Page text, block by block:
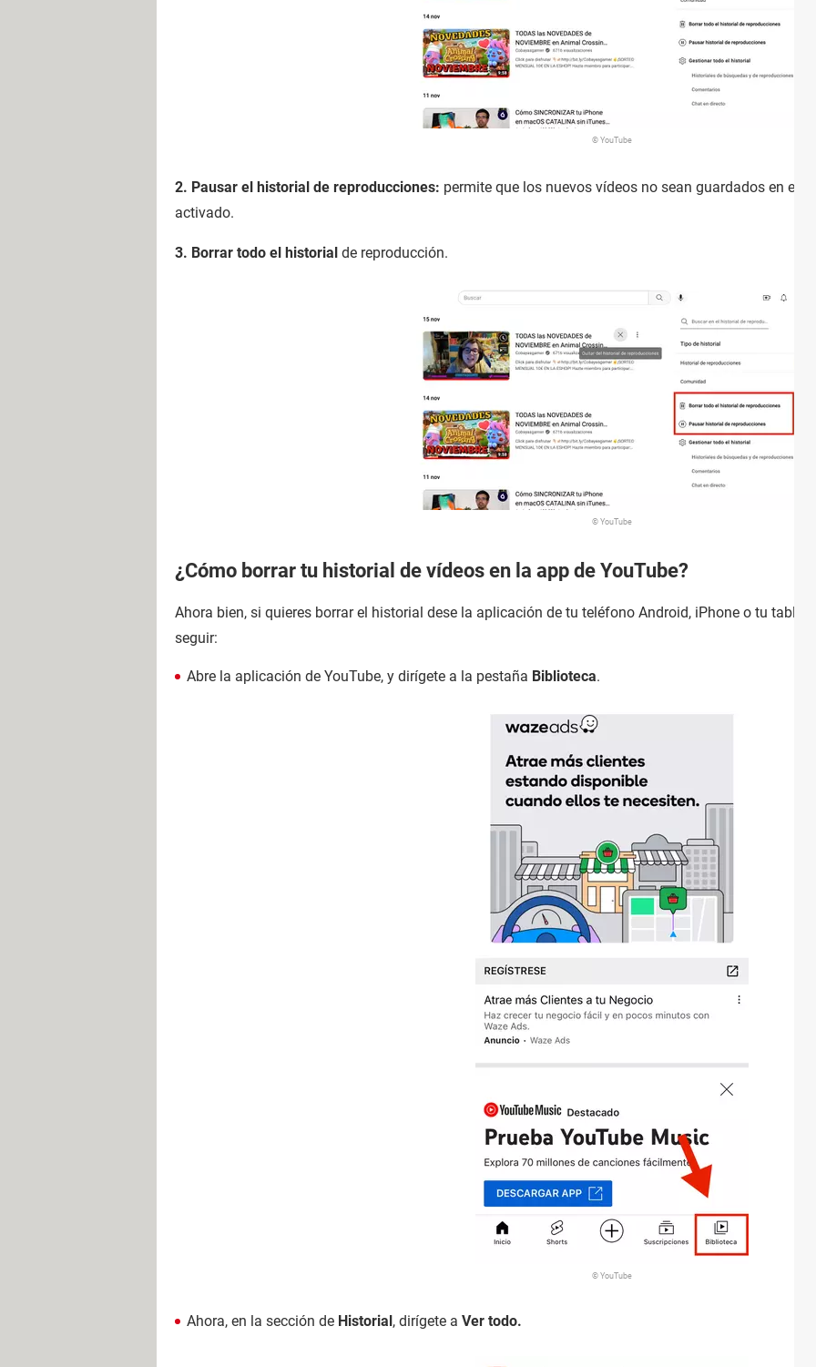
© YouTube
2. Pausar el historial de reproducciones: permite que los nuevos vídeos no sean guardados en el
activado.
3. Borrar todo el historial de reproducción.
© YouTube
¿Cómo borrar tu historial de vídeos en la app de YouTube?
Ahora bien, si quieres borrar el historial dese la aplicación de tu teléfono Android, iPhone o tu tablet,
seguir:
Abre la aplicación de YouTube, y dirígete a la pestaña Biblioteca.
© YouTube
Ahora, en la sección de Historial, dirígete a Ver todo.